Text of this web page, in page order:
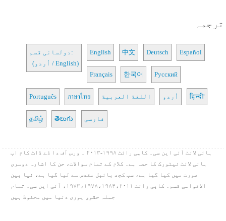
ترجمہ
دولسانی قسم:
(اُردو / English)
English 中文 Deutsch Español
Français 한국어 Русский
Português ภาษาไทย اللغة العربية اُردو हिन्दी
தமிழ் తెలుగు فارسی
ہائی لائٹ آئی این سی۔ کاپی رائٹ ۱۹۹۸-۲۰۱۳ ۔ ورس آف دا ڈے ڈاٹ کام اب
ہائی لائٹ نیٹورک کا حصہ ہے۔ کلام کے تمام سوالات، جن کا اشارہ دوسری
صورت میں کیا گیا ہے، سب کچھ بائبل مقدس سے لیا گیا ہے، نیا بین
الاقوامی قسم۔ کاپی رائٹ ۱۹۷۳،۱۹۷۸،۱۹۸۴،۲۰۱۱، آئی این سی۔ تمام
جملہ حقوق پوری دنیا میں محفوظ ہیں